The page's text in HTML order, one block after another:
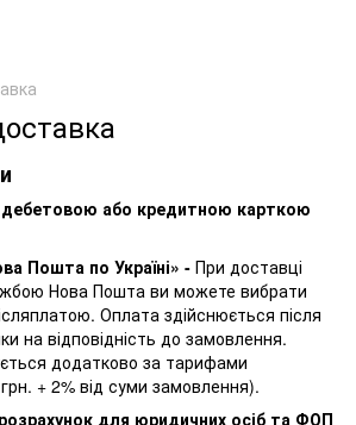
або кредитною карткою
Пошта по Україні» - При доставці
Нова Пошта ви можете вибрати
Оплата здійснюється після
на відповідність до замовлення.
додатково за тарифами
+ 2% від суми замовлення).
для юридичних осіб та ФОП